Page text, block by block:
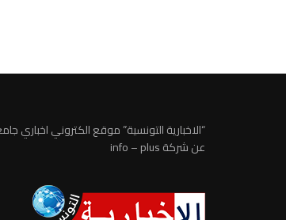
“الاخبارية التونسية” موقع الكتروني اخباري
عن شركة info – plus